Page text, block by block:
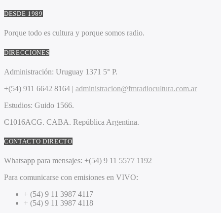
DESDE 1989
Porque todo es cultura y porque somos radio.
DIRECCIONES
Administración: Uruguay 1371 5° P.
+(54) 911 6642 8164 | administracion@fmradiocultura.com.ar
Estudios: Guido 1566.
C1016ACG. CABA. República Argentina.
CONTACTO DIRECTO
Whatsapp para mensajes: +(54) 9 11 5577 1192
Para comunicarse con emisiones en VIVO:
+ (54) 9 11 3987 4117
+ (54) 9 11 3987 4118